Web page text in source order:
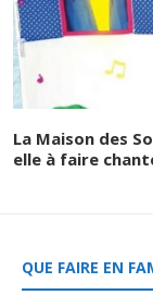
La Maison des
elle à faire
QUE FAIRE EN